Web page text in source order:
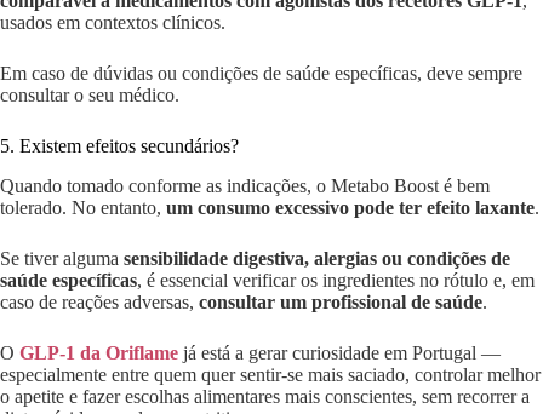
usados em contextos clínicos.
Em caso de dúvidas ou condições de saúde específicas, deve sempre
consultar o seu médico.
5. Existem efeitos secundários?
Quando tomado conforme as indicações, o Metabo Boost é bem
tolerado. No entanto, um consumo excessivo pode ter efeito laxante.
Se tiver alguma sensibilidade digestiva, alergias ou condições de
saúde específicas, é essencial verificar os ingredientes no rótulo e, em
caso de reações adversas, consultar um profissional de saúde.
O GLP-1 da Oriflame já está a gerar curiosidade em Portugal —
especialmente entre quem quer sentir-se mais saciado, controlar melhor
o apetite e fazer escolhas alimentares mais conscientes, sem recorrer a